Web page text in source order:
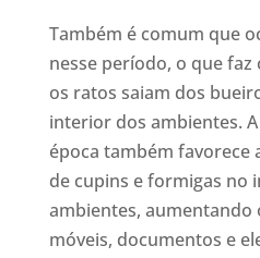
Também é comum que
nesse período, o que faz
os ratos saiam dos
interior dos ambientes.
época também favorece
de cupins e formigas no
ambientes, aumentando
móveis, documentos e